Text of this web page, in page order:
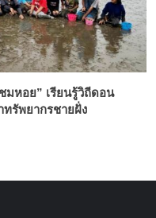
มหอย” เรียนรู้วิถีดอน
รัพยากรชายฝั่ง